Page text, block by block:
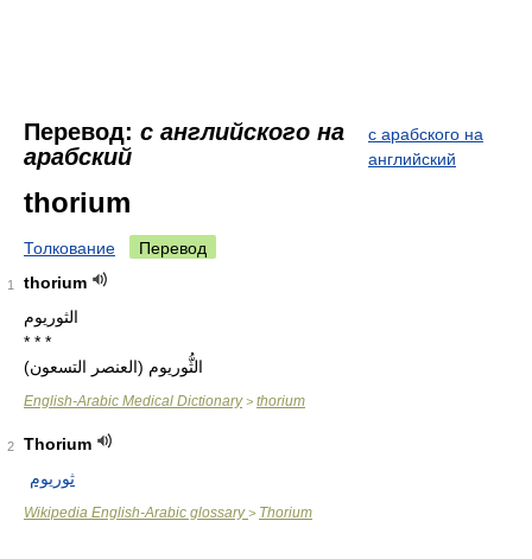
Перевод: с английского на
арабский
с арабского на
английский
thorium
Толкование Перевод
1
thorium
الثوريوم
* * *
الثُّوريوم (العنصر التسعون)
English-Arabic Medical Dictionary> thorium
2
Thorium
ثوريوم
Wikipedia English-Arabic glossary> Thorium